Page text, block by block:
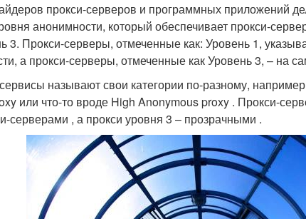
прокси-серверов и программных приложений
анонимности, который обеспечивает прокси-
3. Прокси-серверы, отмеченные как: Уровень 1,
а прокси-серверы, отмеченные как Уровень 3, – на
называют свои категории по-разному,
или что-то вроде High Anonymous proxy . Прокси-
серверами , а прокси уровня 3 – прозрачными .